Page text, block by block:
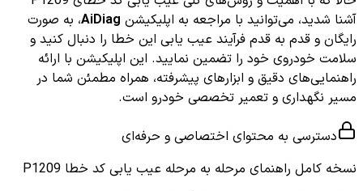
آشنا شدید، می‌توانید با مراجعه به اپلیکیشن AiDiag، به صورت
رایگان و قدم به قدم فرآیند عیب یابی این خطا را دنبال کنید و
سلامت خودروی خود را تضمین نمایید. این اپلیکیشن با ارائه
راهنمایی‌های دقیق و ابزارهای پیشرفته، همراه مطمئن شما در
مسیر نگهداری و تعمیر تخصصی خودرو است.
دسترسی به محتوای اختصاصی و حرفه‌ای
نسخه کامل راهنمای مرحله به مرحله عیب یابی کد خطا P1209